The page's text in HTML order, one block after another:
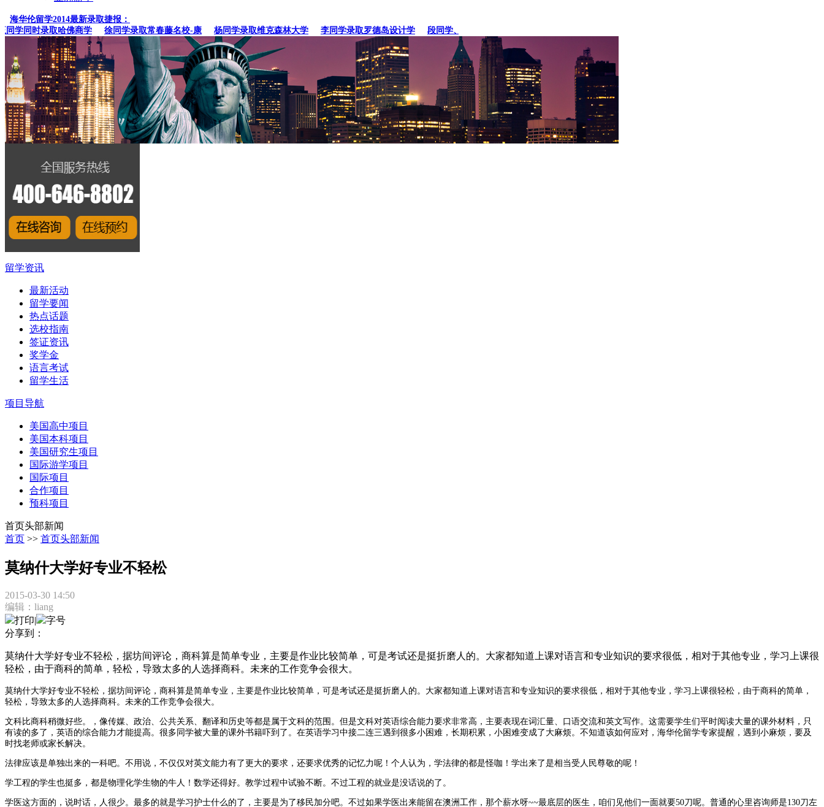
海华伦留学2014最新录取捷报：
同时录取哈佛商学
徐同学录取常春藤名校-康 杨同学录取维克森林大学 李同学录取罗德岛设计学 段同学、贾同学录取纽约
留学资讯
最新活动
留学要闻
热点话题
选校指南
签证资讯
奖学金
语言考试
留学生活
项目导航
美国高中项目
美国本科项目
美国研究生项目
国际游学项目
国际项目
合作项目
预科项目
首页头部新闻
首页 >> 首页头部新闻
莫纳什大学好专业不轻松
2015-03-30 14:50
编辑：liang
打印|
字号
分享到：
莫纳什大学好专业不轻松，据坊间评论，商科算是简单专业，主要是作业比较简单，可是考试还是挺折磨人的。大家都知道上课对语言和专业知识的要求很低，相对于其他专业，学习上课很
轻松，由于商科的简单，轻松，导致太多的人选择商科。未来的工作竞争会很大。
莫纳什大学好专业不轻松，据坊间评论 ，商科算是简单专业， 主要是作业 比较简单，可是考试还是挺折磨人的。大家都知道上课对语言和专业知识的要求很低，相对于其他专业，学习上课很轻松，由于商科的简单，
轻松，导致太多的人选择商科。未来的工作竞争会很大。
文科比商科稍微好些。 ，像传媒、政治、公共关系、翻译和 历史等都是属于文科的范围。 但是文科对英语综合能力要求非常高 ，主要表现在词汇量、口语交流和英文写作。这需要学生们平时阅读大量的课外材料，只
有读的多了，英语的综合能力才能提高。很多同学被大量的课外书籍吓到了。在英语学习中接二连三遇到很多小困难，长期积累，小困难变成了大麻烦。不知道该如何应对，海华伦留学专家提醒，遇到小麻烦，要及
时找老师或家长解决。
法律应该是单独出来的一科吧。不用说，不仅仅对英文能力有了更大的要求，还要求优秀的记忆力呢！个人认为，学法律的都是怪咖 ！学出来了是相当受人民尊敬的呢！
学工程的学生也挺多，都是物理化学生物的牛人！数学还得好。教学过程中试验不断。不过工程的就业是没话说的了。
学医这方面的，说时话，人很少。最多的就是学习护士什么的了，主要是为了移民加分吧。不过如果学医出来能留在澳洲工作，那个薪水呀~~最底层的医生，咱们见他们一面就要50刀呢。普通的心里咨询师是130刀左